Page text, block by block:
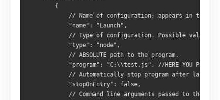
        {
// Name of configuration; appears in the
            "name": "Launch",
// Type of configuration. Possible values:
            "type": "node",
            // ABSOLUTE path to the program.
"program": "C:\\test.js", //HERE YOU PLACE
            // Automatically stop program after launch.
            "stopOnEntry": false,
// Command line arguments passed to the